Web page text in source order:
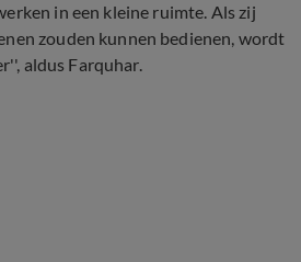
in een kleine ruimte. Als zij
zouden kunnen bedienen, wordt
aldus Farquhar.